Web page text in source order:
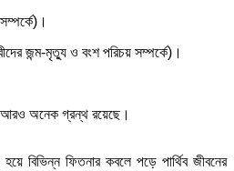
জন্ম-মৃত্যু ও বংশ পরিচয় সম্পর্কে)।
অনেক গ্রন্থ রয়েছে।
বিভিন্ন ফিতনার কবলে পড়ে পার্থিব জীবনের